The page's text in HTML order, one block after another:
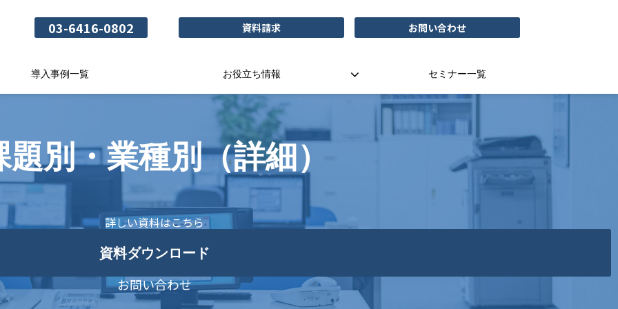
03-6416-0802 資料請求 お問い合わせ
導入事例一覧 お役立ち情報 セミナー一覧
題別・業種別（詳細）
詳しい資料はこちら
資料ダウンロード
お問い合わせ